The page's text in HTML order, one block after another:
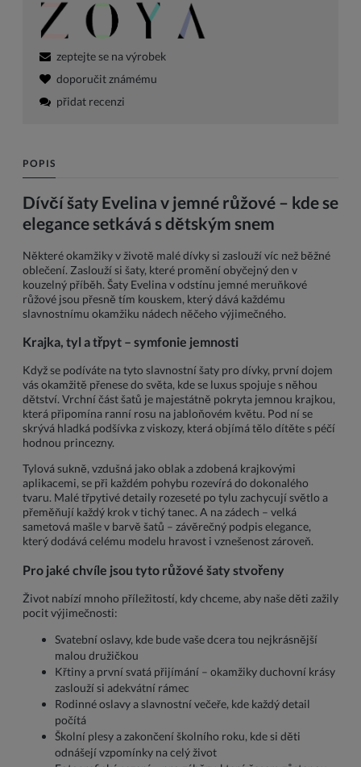
zeptejte se na výrobek
doporučit známému
přidat recenzi
POPIS
Dívčí šaty Evelina v jemné růžové – kde se
elegance setkává s dětským snem
Některé okamžiky v životě malé dívky si zaslouží víc než běžné
oblečení. Zaslouží si šaty, které promění obyčejný den v
kouzelný příběh. Šaty Evelina v odstínu jemné meruňkové
růžové jsou přesně tím kouskem, který dává každému
slavnostnímu okamžiku nádech něčeho výjimečného.
Krajka, tyl a třpyt – symfonie jemnosti
Když se podíváte na tyto slavnostní šaty pro dívky, první dojem
vás okamžitě přenese do světa, kde se luxus spojuje s něhou
dětství. Vrchní část šatů je majestátně pokryta jemnou krajkou,
která připomína ranní rosu na jabloňovém květu. Pod ní se
skrývá hladká podšívka z viskozy, která objímá tělo dítěte s péčí
hodnou princezny.
Tylová sukně, vzdušná jako oblak a zdobená krajkovými
aplikacemi, se při každém pohybu rozevírá do dokonalého
tvaru. Malé třpytivé detaily rozeseté po tylu zachycují světlo a
přeměňují každý krok v tichý tanec. A na zádech – velká
sametová mašle v barvě šatů – závěrečný podpis elegance,
který dodává celému modelu hravost i vznešenost zároveň.
Pro jaké chvíle jsou tyto růžové šaty stvořeny
Život nabízí mnoho příležitostí, kdy chceme, aby naše děti zažily
pocit výjimečnosti:
Svatební oslavy, kde bude vaše dcera tou nejkrásnější
malou družičkou
Křtiny a první svatá přijímání – okamžiky duchovní krásy
zaslouží si adekvátní rámec
Rodinné oslavy a slavnostní večeře, kde každý detail
počítá
Školní plesy a zakončení školního roku, kde si děti
odnášejí vzpomínky na celý život